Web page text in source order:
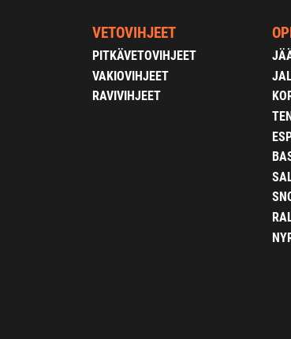
VETOVIHJEET
PITKÄVETOVIHJEET
VAKIOVIHJEET
RAVIVIHJEET